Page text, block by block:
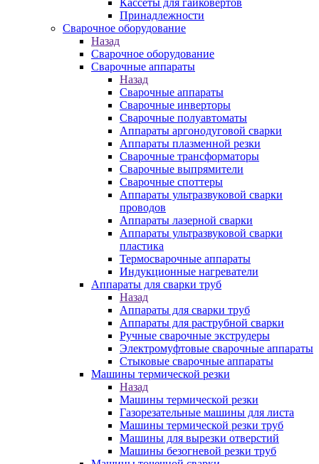
Кассеты для гайковертов
Принадлежности
Сварочное оборудование
Назад
Сварочное оборудование
Сварочные аппараты
Назад
Сварочные аппараты
Сварочные инверторы
Сварочные полуавтоматы
Аппараты аргонодуговой сварки
Аппараты плазменной резки
Сварочные трансформаторы
Сварочные выпрямители
Сварочные споттеры
Аппараты ультразвуковой сварки
проводов
Аппараты лазерной сварки
Аппараты ультразвуковой сварки
пластика
Термосварочные аппараты
Индукционные нагреватели
Аппараты для сварки труб
Назад
Аппараты для сварки труб
Аппараты для раструбной сварки
Ручные сварочные экструдеры
Электромуфтовые сварочные аппараты
Стыковые сварочные аппараты
Машины термической резки
Назад
Машины термической резки
Газорезательные машины для листа
Машины термической резки труб
Машины для вырезки отверстий
Машины безогневой резки труб